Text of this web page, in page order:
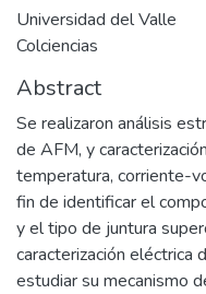
Universidad del Valle
Colciencias
Abstract
Se realizaron análisis
de AFM, y
temperatura, corriente-
fin de identificar el
y el tipo de juntura
caracterización eléctrica
estudiar su mecanismo